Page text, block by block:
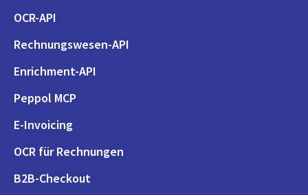
OCR-API
Rechnungswesen-API
Enrichment-API
Peppol MCP
E-Invoicing
OCR für Rechnungen
B2B-Checkout